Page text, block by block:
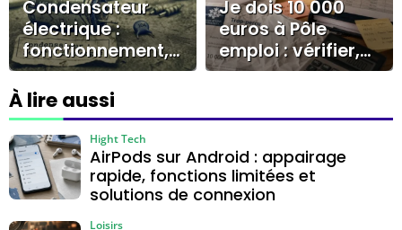
Condensateur
électrique :
fonctionnement,
rôles et
diagnostic de
panne
Je dois 10 000
euros à Pôle
emploi : vérifier,
contester ou
tromper
À lire aussi
AirPods sur Android : appairage
rapide, fonctions limitées et
solutions de connexion
Hight Tech
Loisirs